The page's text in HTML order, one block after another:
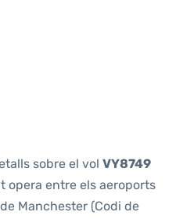
sobre el vol VY8749
opera entre els aeroports
Manchester (Codi de